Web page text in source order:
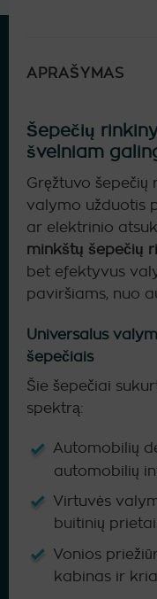
APRAŠYMAS
Šepečių
švelniam
Gręžtuvo
valymo užduotis
ar elektrinio
minkštų šepečių
bet efektyvus
paviršiams, nuo
Universalus
šepečiais
Šie šepečiai
spektrą:
Automobilių
automobilių
Virtuvės
buitinių
Vonios
kabinas ir